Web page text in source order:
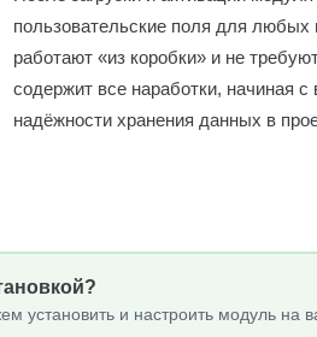
пользовательские поля для
работают «из коробки» и не
содержит все наработки, начиная
надёжности хранения данных в
установить и настроить модуль на